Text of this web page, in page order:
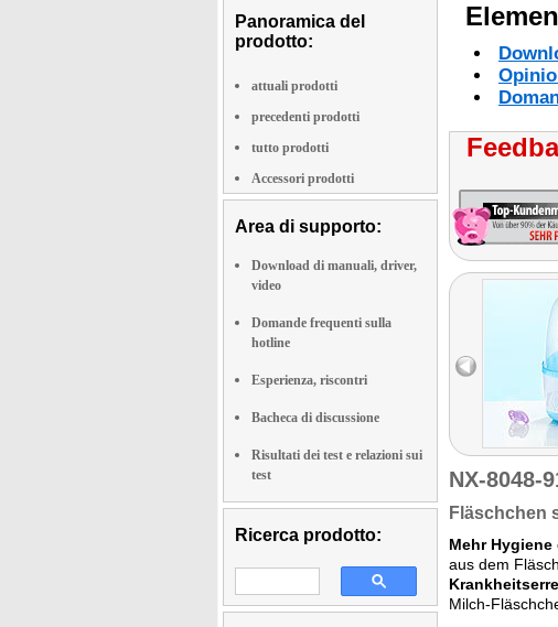
Panoramica del
prodotto:
attuali prodotti
precedenti prodotti
tutto prodotti
Accessori prodotti
Area di supporto:
Download di manuali, driver,
video
Domande frequenti sulla
hotline
Esperienza, riscontri
Bacheca di discussione
Risultati dei test e relazioni sui
test
Ricerca prodotto:
NX-8048-
Fläschchen
Mehr
aus dem
Milch-